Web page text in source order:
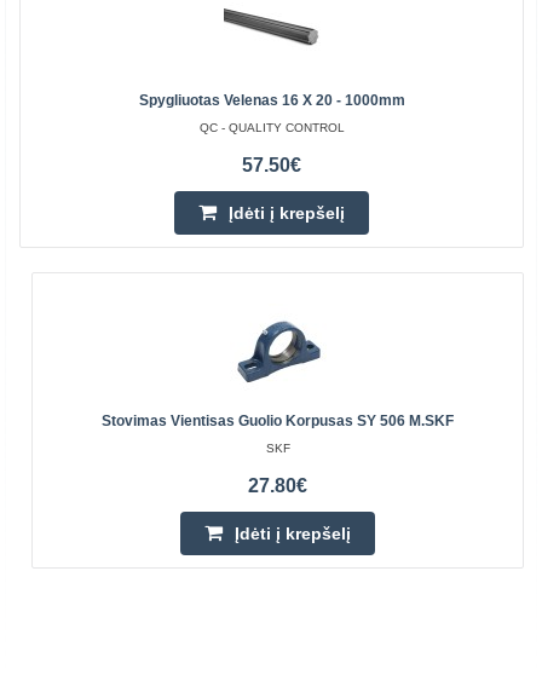
Spygliuotas Velenas 16 X 20 - 1000mm
QC - QUALITY CONTROL
57.50€
Įdėti į krepšelį
Stovimas Vientisas Guolio Korpusas SY 506 M.SKF
SKF
27.80€
Įdėti į krepšelį